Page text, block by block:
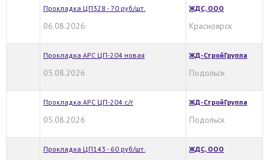
Прокладка ЦП328 - 70 руб/шт.
06.08.2026
ЖДС, ООО
Красноярск
Прокладка АРС ЦП-204 новая
05.08.2026
ЖД-СтройГруппа
Подольск
Прокладка АРС ЦП-204 с/г
05.08.2026
ЖД-СтройГруппа
Подольск
Прокладка ЦП143 - 60 руб/шт. ЖДС, ООО